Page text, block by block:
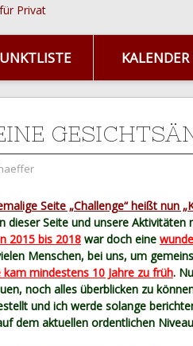
KALENDER
Seite „Challenge“ heißt nun
dieser Seite und unsere Aktivitäten
2015 bis 2018 war doch eine
Menschen, bei uns, um
mindestens 10 Jahre zu früh.
noch alles überblicken zu
und ich werde solange
dem aktuellen ordentlichen